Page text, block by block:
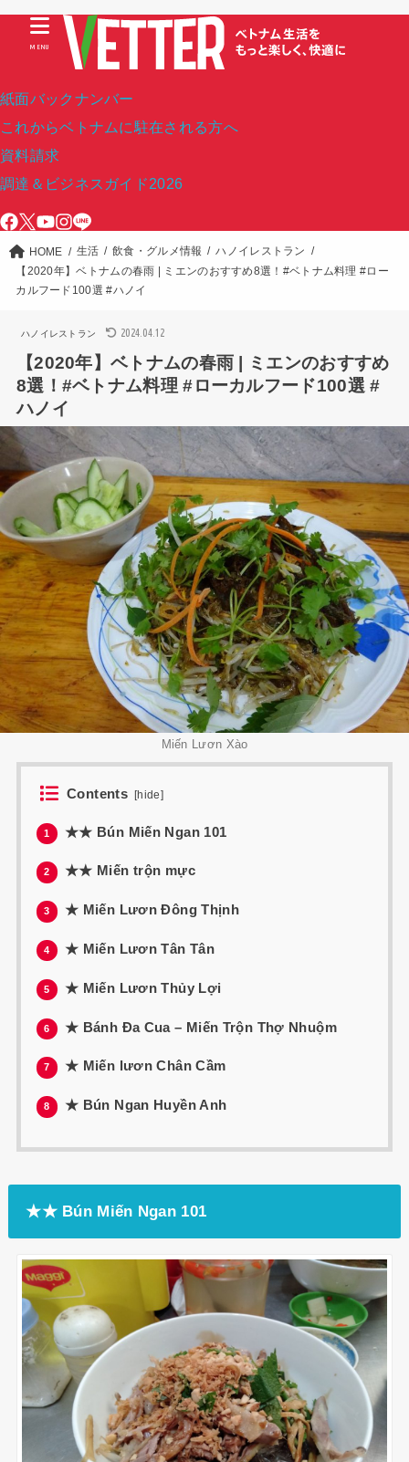
紙面バックナンバー
これからベトナムに駐在される方へ
資料請求
調達＆ビジネスガイド2026
MENU
HOME 生活 飲食・グルメ情報
ハノイレストラン
【2020年】ベトナムの春雨 | ミエンのおすすめ8選！#ベトナム料理 #ロー
カルフード100選 #ハノイ
ハノイレストラン 2024.04.12
【2020年】ベトナムの春雨 | ミエンのおすすめ
8選！#ベトナム料理 #ローカルフード100選 #
ハノイ
Miến Lươn Xào
Contents [hide]
1 ★★ Bún Miến Ngan 101
2 ★★ Miến trộn mực
3 ★ Miến Lươn Đông Thịnh
4 ★ Miến Lươn Tân Tân
5 ★ Miến Lươn Thủy Lợi
6 ★ Bánh Đa Cua – Miến Trộn Thợ Nhuộm
7 ★ Miến lươn Chân Cầm
8 ★ Bún Ngan Huyền Anh
★★ Bún Miến Ngan 101